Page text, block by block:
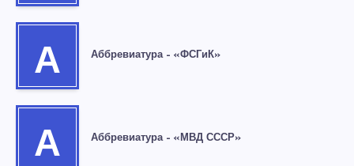
А Аббревиатура – «ФСГиК»
А Аббревиатура – «МВД СССР»